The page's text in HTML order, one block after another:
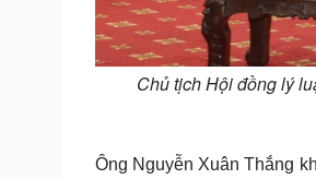
Chủ tịch Hội đồng lý
Ông Nguyễn Xuân Thắng